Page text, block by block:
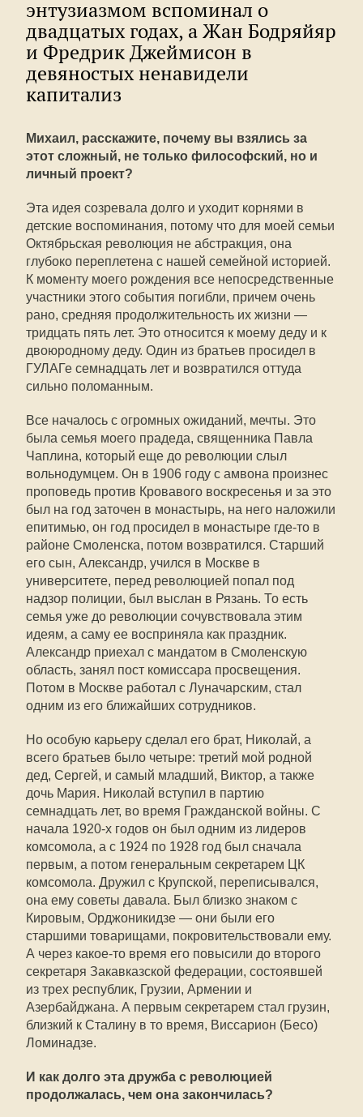
энтузиазмом вспоминал о
двадцатых годах, а Жан Бодряйяр
и Фредрик Джеймисон в
девяностых ненавидели
капитализ
Михаил, расскажите, почему вы взялись за
этот сложный, не только философский, но и
личный проект?
Эта идея созревала долго и уходит корнями в
детские воспоминания, потому что для моей семьи
Октябрьская революция не абстракция, она
глубоко переплетена с нашей семейной историей.
К моменту моего рождения все непосредственные
участники этого события погибли, причем очень
рано, средняя продолжительность их жизни —
тридцать пять лет. Это относится к моему деду и к
двоюродному деду. Один из братьев просидел в
ГУЛАГе семнадцать лет и возвратился оттуда
сильно поломанным.
Все началось с огромных ожиданий, мечты. Это
была семья моего прадеда, священника Павла
Чаплина, который еще до революции слыл
вольнодумцем. Он в 1906 году с амвона произнес
проповедь против Кровавого воскресенья и за это
был на год заточен в монастырь, на него наложили
епитимью, он год просидел в монастыре где-то в
районе Смоленска, потом возвратился. Старший
его сын, Александр, учился в Москве в
университете, перед революцией попал под
надзор полиции, был выслан в Рязань. То есть
семья уже до революции сочувствовала этим
идеям, а саму ее восприняла как праздник.
Александр приехал с мандатом в Смоленскую
область, занял пост комиссара просвещения.
Потом в Москве работал с Луначарским, стал
одним из его ближайших сотрудников.
Но особую карьеру сделал его брат, Николай, а
всего братьев было четыре: третий мой родной
дед, Сергей, и самый младший, Виктор, а также
дочь Мария. Николай вступил в партию
семнадцать лет, во время Гражданской войны. С
начала 1920-х годов он был одним из лидеров
комсомола, а с 1924 по 1928 год был сначала
первым, а потом генеральным секретарем ЦК
комсомола. Дружил с Крупской, переписывался,
она ему советы давала. Был близко знаком с
Кировым, Орджоникидзе — они были его
старшими товарищами, покровительствовали ему.
А через какое-то время его повысили до второго
секретаря Закавказской федерации, состоявшей
из трех республик, Грузии, Армении и
Азербайджана. А первым секретарем стал грузин,
близкий к Сталину в то время, Виссарион (Бесо)
Ломинадзе.
И как долго эта дружба с революцией
продолжалась, чем она закончилась?